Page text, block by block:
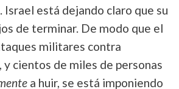
Israel está dejando claro que su
de terminar. De modo que el
militares contra
cientos de miles de personas
a huir, se está imponiendo